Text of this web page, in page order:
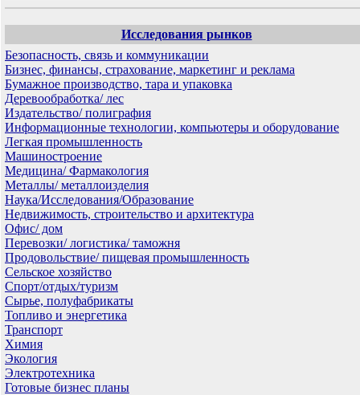
Исследования рынков
Безопасность, связь и коммуникации
Бизнес, финансы, страхование, маркетинг и реклама
Бумажное производство, тара и упаковка
Деревообработка/ лес
Издательство/ полиграфия
Информационные технологии, компьютеры и оборудование
Легкая промышленность
Машиностроение
Медицина/ Фармакология
Металлы/ металлоизделия
Наука/Исследования/Образование
Недвижимость, строительство и архитектура
Офис/ дом
Перевозки/ логистика/ таможня
Продовольствие/ пищевая промышленность
Сельское хозяйство
Спорт/отдых/туризм
Сырье, полуфабрикаты
Топливо и энергетика
Транспорт
Химия
Экология
Электротехника
Готовые бизнес планы